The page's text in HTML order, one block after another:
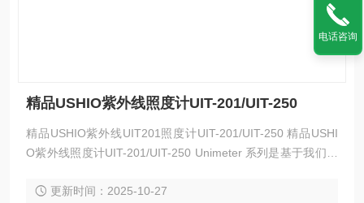
精品USHIO紫外线照度计UIT-201/UIT-250
精品USHIO紫外线UIT201照度计UIT-201/UIT-250 精品USHI
O紫外线照度计UIT-201/UIT-250 Unimeter 系列是基于我们作
学测量仪器从用户的角度来看确实易于使用。这些紧凑型紫外
更新时间：2025-10-27
电话咨询